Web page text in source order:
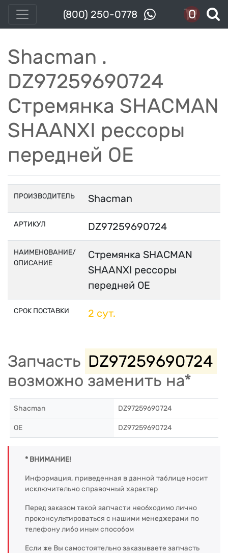
(800) 250-0778 0
Shacman .
DZ97259690724
Стремянка SHACMAN
SHAANXI рессоры
передней OE
ПРОИЗВОДИТЕЛЬ Shacman
АРТИКУЛ DZ97259690724
НАИМЕНОВАНИЕ/
ОПИСАНИЕ
Стремянка SHACMAN
SHAANXI рессоры
передней OE
СРОК ПОСТАВКИ 2 сут.
Запчасть DZ97259690724
возможно заменить на*
Shacman DZ97259690724
OE DZ97259690724
* ВНИМАНИЕ!
Информация, приведенная в данной таблице носит
исключительно справочный характер
Перед заказом такой запчасти необходимо лично
проконсультироваться с нашими менеджерами по
телефону либо иным способом
Если же Вы самостоятельно заказываете запчасть